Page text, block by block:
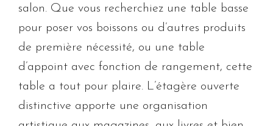
salon. Que vous recherchiez une table basse
pour poser vos boissons ou d’autres produits
de première nécessité, ou une table
d’appoint avec fonction de rangement, cette
table a tout pour plaire. L’étagère ouverte
distinctive apporte une organisation